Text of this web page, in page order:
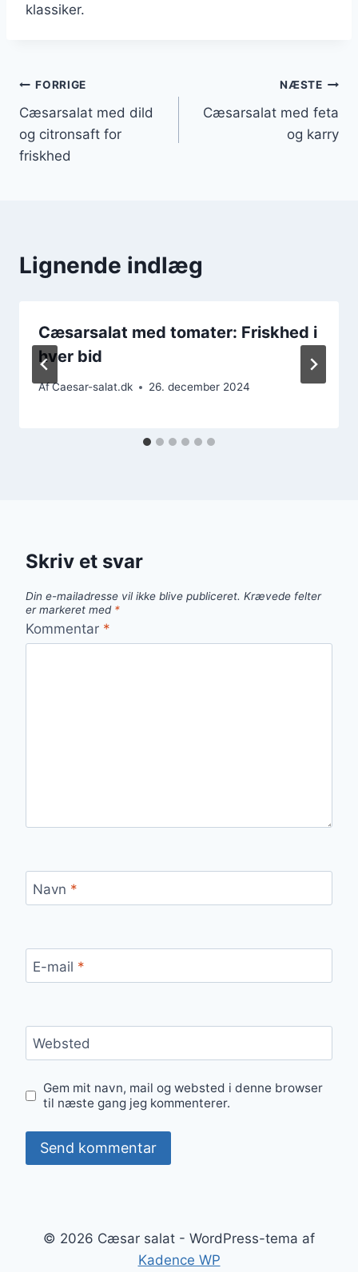
klassiker.
Indlægsnavigation
FORRIGE
Cæsarsalat med dild
og citronsaft for
friskhed
NÆSTE
Cæsarsalat med feta
og karry
Lignende indlæg
Cæsarsalat med tomater: Friskhed i
hver bid
AfCaesar-salat.dk 26. december 2024
Skriv et svar
Din e-mailadresse vil ikke blive publiceret. Krævede felter
er markeret med *
Kommentar *
Navn *
E-mail *
Websted
Gem mit navn, mail og websted i denne browser
til næste gang jeg kommenterer.
© 2026 Cæsar salat - WordPress-tema af
Kadence WP